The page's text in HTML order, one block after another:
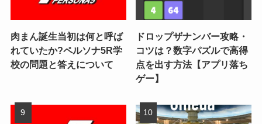
肉まん誕生当初は何と呼ば
れていたか?ペルソナ5R学
校の問題と答えについて
ドロップザナンバー攻略・
コツは？数字パズルで高得
点を出す方法【アプリ落ち
ゲー】